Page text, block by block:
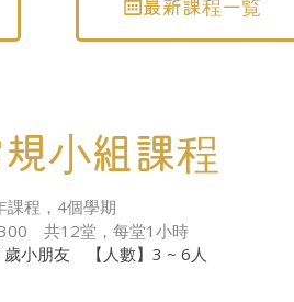
最新課程一覧
小組課程
課程，4個學期
共12堂，每堂1小時
歲小朋友 【人數】3 ~ 6人